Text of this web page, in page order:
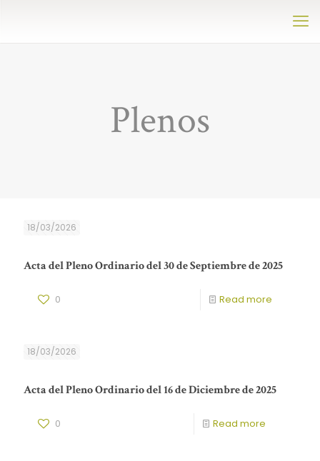
Plenos
18/03/2026
Acta del Pleno Ordinario del 30 de Septiembre de 2025
0 Read more
18/03/2026
Acta del Pleno Ordinario del 16 de Diciembre de 2025
0 Read more